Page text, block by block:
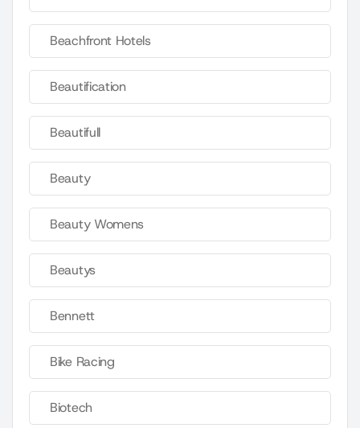
Beachfront Hotels
Beautification
Beautifull
Beauty
Beauty Womens
Beautys
Bennett
Bike Racing
Biotech